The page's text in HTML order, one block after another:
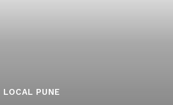
LOCAL PUNE